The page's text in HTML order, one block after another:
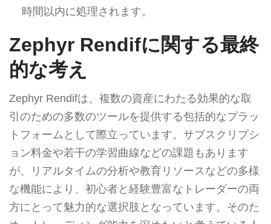
時間以内に処理されます。
Zephyr Rendifに関する最終
的な考え
Zephyr Rendifは、複数の資産にわたる効果的な取
引のための多数のツールを提供する包括的なプラッ
トフォームとして際立っています。サブスクリプシ
ョン料金や若干の学習曲線などの課題もあります
が、リアルタイムの分析や教育リソースなどの多様
な機能により、初心者と経験豊富なトレーダーの両
方にとって魅力的な選択肢となっています。そのた